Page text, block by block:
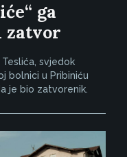
ga
zatvor
svjedok
bolnici u Pribiniću
je bio zatvorenik.